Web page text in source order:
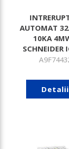
AUTOMAT
10KA
SCHNEIDER
Detalii